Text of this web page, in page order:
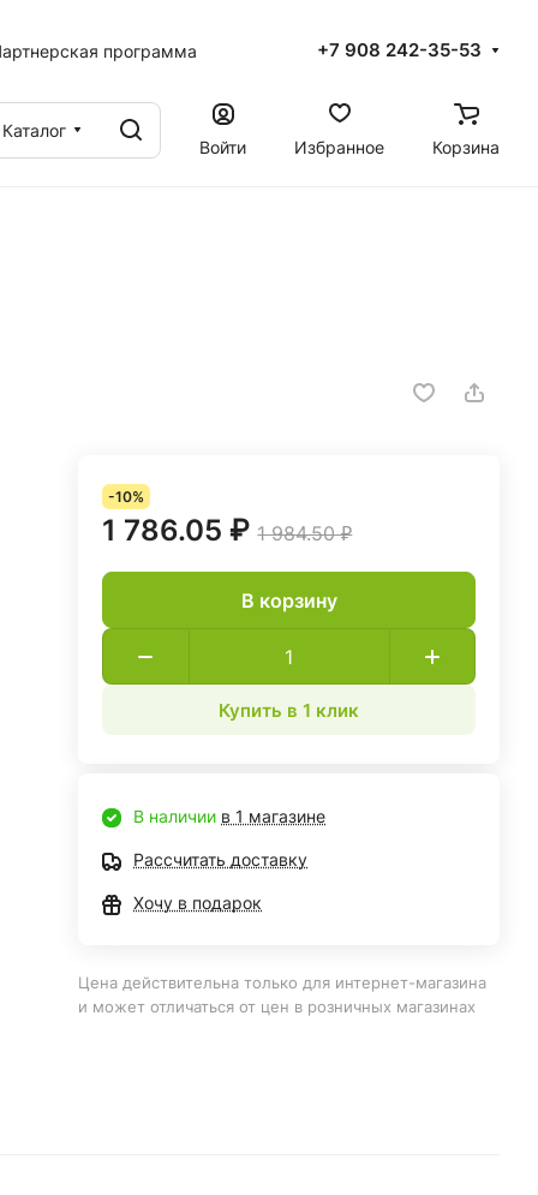
программа +7 908 242-35-53
Каталог
Войти
Избранное Корзина
-10%
1 786.05 ₽ 1 984.50 ₽
В корзину
Купить в 1 клик
В наличии в 1 магазине
Рассчитать доставку
Хочу в подарок
Цена действительна только для интернет-магазина
и может отличаться от цен в розничных магазинах